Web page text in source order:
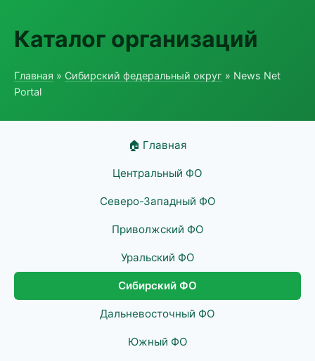
Каталог организаций
Главная » Сибирский федеральный округ » News Net
Portal
🏠 Главная
Центральный ФО
Северо-Западный ФО
Приволжский ФО
Уральский ФО
Сибирский ФО
Дальневосточный ФО
Южный ФО